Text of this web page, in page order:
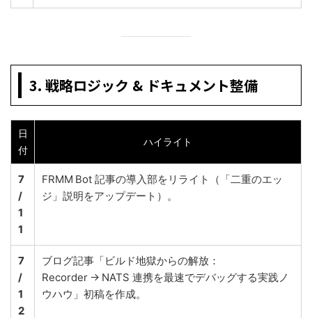
3. 戦略ロジック & ドキュメント整備
日
付
ハイライト
7
/
1
1
FRMM Bot 記事の導入部をリライト（「二重のエッ
ジ」説明をアップデート）。
7
/
1
2
ブログ記事「ビルド地獄からの解放：
Recorder → NATS 連携を最速でデバッグする実践ノ
ウハウ」初稿を作成。